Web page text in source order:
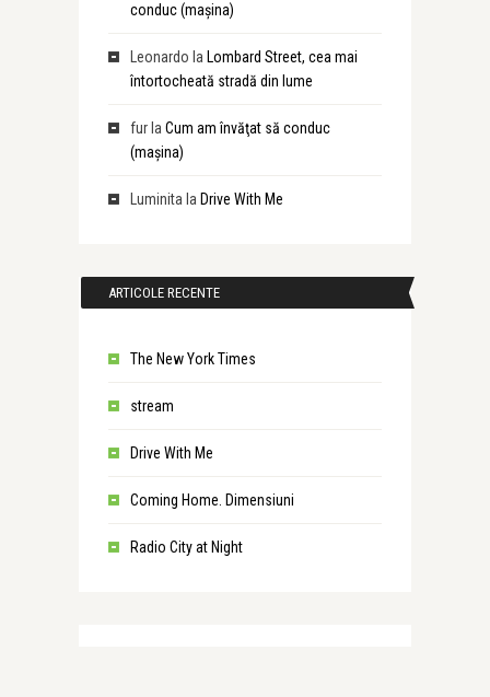
conduc (maşina)
Leonardo la Lombard Street, cea mai
întortocheată stradă din lume
furla Cum am învăţat să conduc
(maşina)
Luminita la Drive With Me
ARTICOLE RECENTE
The New York Times
stream
Drive With Me
Coming Home. Dimensiuni
Radio City at Night